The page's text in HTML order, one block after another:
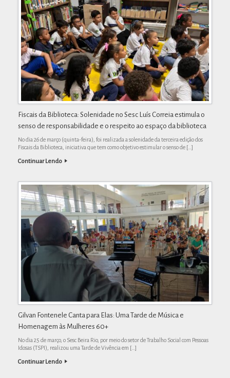
Fiscais da Biblioteca: Solenidade no Sesc Luís Correia estimula o
senso de responsabilidade e o respeito ao espaço da biblioteca
No dia 26 de março (quinta-feira), foi realizada a solenidade da terceira edição dos
Fiscais da Biblioteca, iniciativa que tem como objetivo estimular o senso de […]
Continuar Lendo
Gilvan Fontenele Canta para Elas: Uma Tarde de Música e
Homenagem às Mulheres 60+
No dia 25 de março, o Sesc Beira Rio, por meio do setor de Trabalho Social com Pessoas
Idosas (TSPI), realizou uma Tarde de Vivência em […]
Continuar Lendo